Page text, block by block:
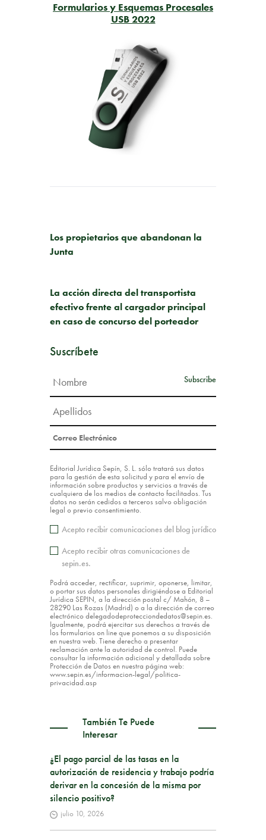
Formularios y Esquemas Procesales
USB 2022
Los propietarios que abandonan la
Junta
La acción directa del transportista
efectivo frente al cargador principal
en caso de concurso del porteador
Suscríbete
Editorial Jurídica Sepín, S. L. sólo tratará sus datos
para la gestión de esta solicitud y para el envío de
información sobre productos y servicios a través de
cualquiera de los medios de contacto facilitados. Tus
datos no serán cedidos a terceros salvo obligación
legal o previo consentimiento.
Acepto recibir comunicaciones del blog jurídico
Acepto recibir otras comunicaciones de
sepin.es.
Podrá acceder, rectificar, suprimir, oponerse, limitar,
o portar sus datos personales dirigiéndose a Editorial
Jurídica SEPIN, a la dirección postal c/ Mahón, 8 –
28290 Las Rozas (Madrid) o a la dirección de correo
electrónico delegadodeprotecciondedatos@sepin.es.
Igualmente, podrá ejercitar sus derechos a través de
los formularios on line que ponemos a su disposición
en nuestra web. Tiene derecho a presentar
reclamación ante la autoridad de control. Puede
consultar la información adicional y detallada sobre
Protección de Datos en nuestra página web:
www.sepin.es/informacion-legal/politica-
privacidad.asp
También Te Puede
Interesar
¿El pago parcial de las tasas en la
autorización de residencia y trabajo podría
derivar en la concesión de la misma por
silencio positivo?
julio 10, 2026